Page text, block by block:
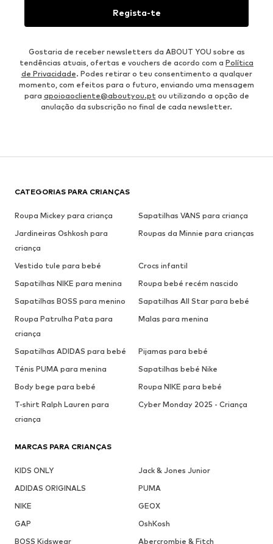
Regista-te
Gostaria de receber newsletters da ABOUT YOU sobre as
tendências atuais, ofertas e vouchers de acordo com a Política
de Privacidade. Podes retirar o teu consentimento a qualquer
momento, com efeitos para o futuro, enviando uma mensagem
para apoioaocliente@aboutyou.ptou utilizando a opção de
anulação da subscrição no final de cada newsletter.
CATEGORIAS PARA CRIANÇAS
Roupa Mickey para criança
Sapatilhas VANS para criança
Jardineiras Oshkosh para
criança
Roupas da Minnie para crianças
Vestido tule para bebé
Crocs infantil
Sapatilhas NIKE para menina
Roupa bebé recém nascido
Sapatilhas BOSS para menino
Sapatilhas All Star para bebé
Roupa Patrulha Pata para
criança
Malas para menina
Sapatilhas ADIDAS para bebé
Pijamas para bebé
Ténis PUMA para menina
Sapatilhas bebé Nike
Body bege para bebé
Roupa NIKE para bebé
T-shirt Ralph Lauren para
criança
Cyber Monday 2025 - Criança
MARCAS PARA CRIANÇAS
KIDS ONLY
Jack & Jones Junior
ADIDAS ORIGINALS
PUMA
NIKE
GEOX
GAP
OshKosh
BOSS Kidswear
Abercrombie & Fitch